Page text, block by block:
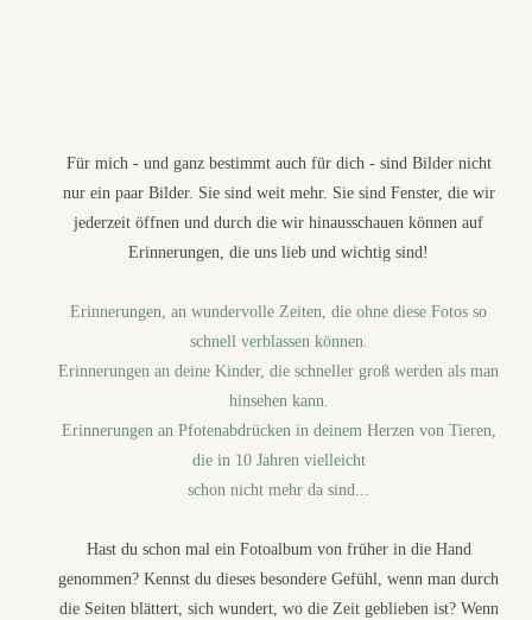
Für mich - und ganz bestimmt auch für dich - sind Bilder nicht
nur ein paar Bilder. Sie sind weit mehr. Sie sind Fenster, die wir
jederzeit öffnen und durch die wir hinausschauen können auf
Erinnerungen, die uns lieb und wichtig sind!
Erinnerungen, an wundervolle Zeiten, die ohne diese Fotos so
schnell verblassen können.
Erinnerungen an deine Kinder, die schneller groß werden als man
hinsehen kann.
Erinnerungen an Pfotenabdrücken in deinem Herzen von Tieren,
die in 10 Jahren vielleicht
schon nicht mehr da sind...
Hast du schon mal ein Fotoalbum von früher in die Hand
genommen? Kennst du dieses besondere Gefühl, wenn man durch
die Seiten blättert, sich wundert, wo die Zeit geblieben ist? Wenn